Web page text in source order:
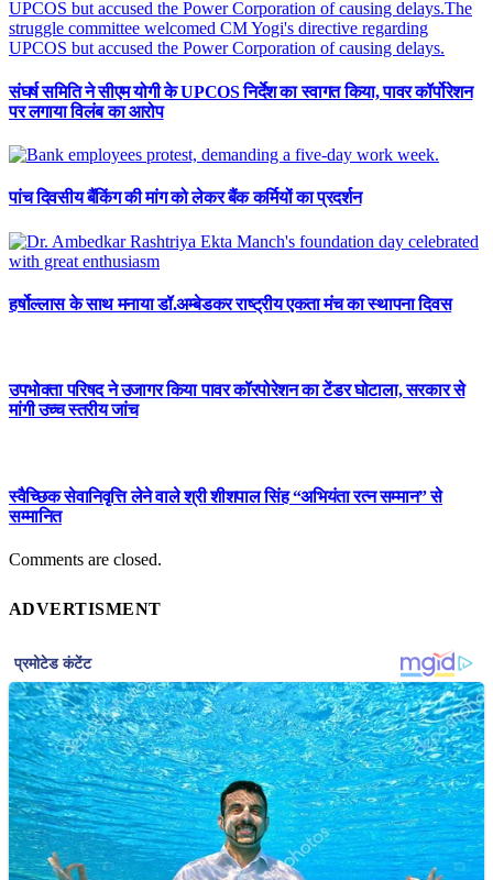
संघर्ष समिति ने सीएम योगी के UPCOS निर्देश का स्वागत किया, पावर कॉर्पोरेशन
पर लगाया विलंब का आरोप
पांच दिवसीय बैंकिंग की मांग को लेकर बैंक कर्मियों का प्रदर्शन
हर्षोल्लास के साथ मनाया डॉ.अम्बेडकर राष्ट्रीय एकता मंच का स्थापना दिवस
उपभोक्ता परिषद ने उजागर किया पावर कॉरपोरेशन का टेंडर घोटाला, सरकार से
मांगी उच्च स्तरीय जांच
स्वैच्छिक सेवानिवृत्ति लेने वाले श्री शीशपाल सिंह “अभियंता रत्न सम्मान” से
सम्मानित
Comments are closed.
ADVERTISMENT